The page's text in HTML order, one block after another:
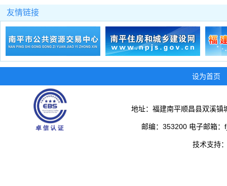
友情链接
设为首页
地址：福建南平顺昌县双溪
邮编：353200 电子邮箱
技术支持